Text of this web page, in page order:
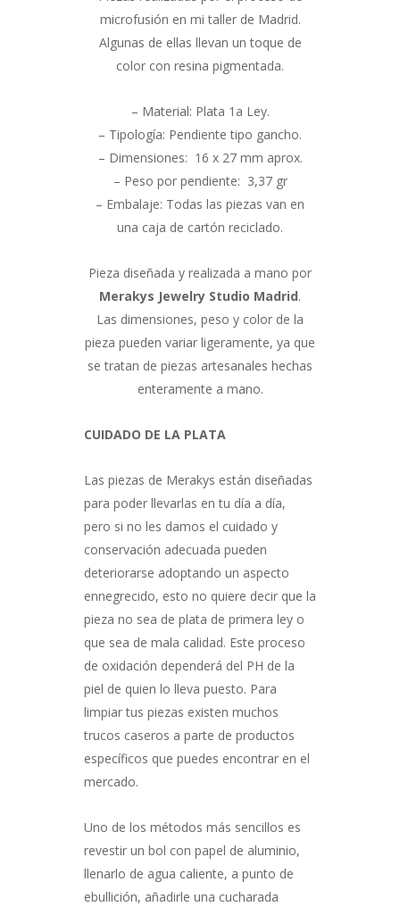
microfusión en mi taller de Madrid.
Algunas de ellas llevan un toque de
color con resina pigmentada.
– Material: Plata 1a Ley.
– Tipología: Pendiente tipo gancho.
– Dimensiones: 16 x 27 mm aprox.
– Peso por pendiente: 3,37 gr
– Embalaje: Todas las piezas van en
una caja de cartón reciclado.
Pieza diseñada y realizada a mano por
Merakys Jewelry Studio Madrid.
Las dimensiones, peso y color de la
pieza pueden variar ligeramente, ya que
se tratan de piezas artesanales hechas
enteramente a mano.
CUIDADO DE LA PLATA
Las piezas de Merakys están diseñadas
para poder llevarlas en tu día a día,
pero si no les damos el cuidado y
conservación adecuada pueden
deteriorarse adoptando un aspecto
ennegrecido, esto no quiere decir que la
pieza no sea de plata de primera ley o
que sea de mala calidad. Este proceso
de oxidación dependerá del PH de la
piel de quien lo lleva puesto. Para
limpiar tus piezas existen muchos
trucos caseros a parte de productos
específicos que puedes encontrar en el
mercado.
Uno de los métodos más sencillos es
revestir un bol con papel de aluminio,
llenarlo de agua caliente, a punto de
ebullición, añadirle una cucharada